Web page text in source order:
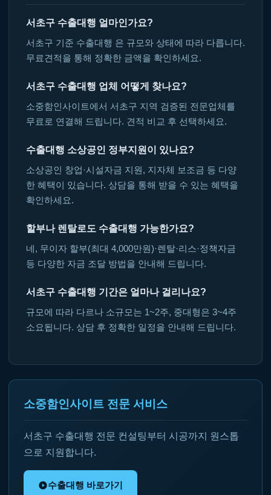
서초구 수출대행 얼마인가요?
서초구 기준 수출대행 은 규모와 상태에 따라 다릅니다.
무료견적을 통해 정확한 금액을 확인하세요.
서초구 수출대행 업체 어떻게 찾나요?
소중함인사이트에서 서초구 지역 검증된 전문업체를
무료로 연결해 드립니다. 견적 비교 후 선택하세요.
수출대행 소상공인 정부지원이 있나요?
소상공인 창업·시설자금 지원, 지자체 보조금 등 다양
한 혜택이 있습니다. 상담을 통해 받을 수 있는 혜택을
확인하세요.
할부나 렌탈로도 수출대행 가능한가요?
네, 무이자 할부(최대 4,000만원)·렌탈·리스·정책자금
등 다양한 자금 조달 방법을 안내해 드립니다.
서초구 수출대행 기간은 얼마나 걸리나요?
규모에 따라 다르나 소규모는 1~2주, 중대형은 3~4주
소요됩니다. 상담 후 정확한 일정을 안내해 드립니다.
소중함인사이트 전문 서비스
서초구 수출대행 전문 컨설팅부터 시공까지 원스톱
으로 지원합니다.
수출대행 바로가기